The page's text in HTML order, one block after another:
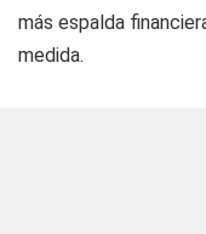
más espalda
medida.